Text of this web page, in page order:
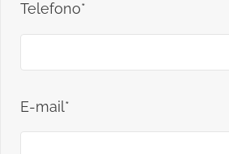
Telefono*
E-mail*